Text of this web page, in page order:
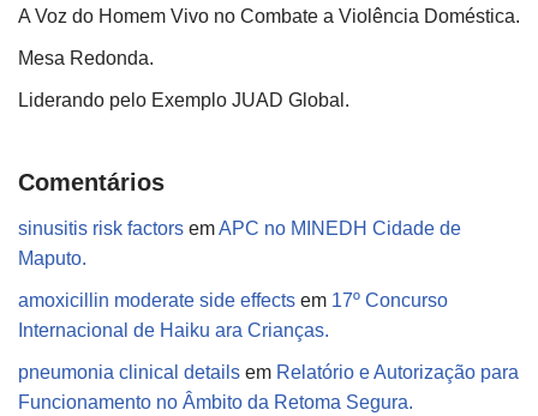
A Voz do Homem Vivo no Combate a Violência Doméstica.
Mesa Redonda.
Liderando pelo Exemplo JUAD Global.
Comentários
sinusitis risk factors emAPC no MINEDH Cidade de
Maputo.
amoxicillin moderate side effects em 17º Concurso
Internacional de Haiku ara Crianças.
pneumonia clinical details em Relatório e Autorização para
Funcionamento no Âmbito da Retoma Segura.